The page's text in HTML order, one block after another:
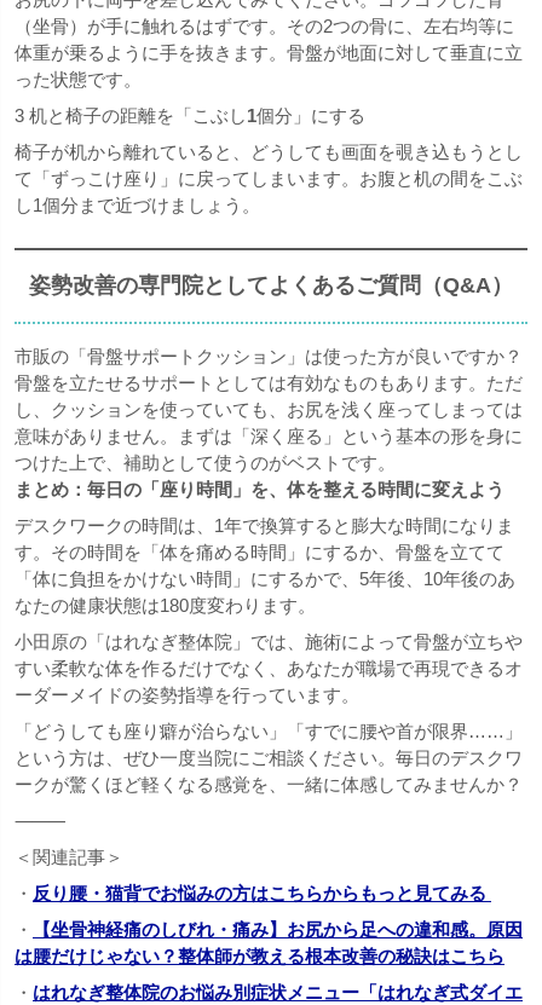
（坐骨）が手に触れるはずです。その2つの骨に、左右均等に
体重が乗るように手を抜きます。骨盤が地面に対して垂直に立
った状態です。
3 机と椅子の距離を「こぶし1個分」にする
椅子が机から離れていると、どうしても画面を覗き込もうとし
て「ずっこけ座り」に戻ってしまいます。お腹と机の間をこぶ
し1個分まで近づけましょう。
姿勢改善の専門院としてよくあるご質問（Q&A）
市販の「骨盤サポートクッション」は使った方が良いですか？
骨盤を立たせるサポートとしては有効なものもあります。ただ
し、クッションを使っていても、お尻を浅く座ってしまっては
意味がありません。まずは「深く座る」という基本の形を身に
つけた上で、補助として使うのがベストです。
まとめ：毎日の「座り時間」を、体を整える時間に変えよう
デスクワークの時間は、1年で換算すると膨大な時間になりま
す。その時間を「体を痛める時間」にするか、骨盤を立てて
「体に負担をかけない時間」にするかで、5年後、10年後のあ
なたの健康状態は180度変わります。
小田原の「はれなぎ整体院」では、施術によって骨盤が立ちや
すい柔軟な体を作るだけでなく、あなたが職場で再現できるオ
ーダーメイドの姿勢指導を行っています。
「どうしても座り癖が治らない」「すでに腰や首が限界……」
という方は、ぜひ一度当院にご相談ください。毎日のデスクワ
ークが驚くほど軽くなる感覚を、一緒に体感してみませんか？
⸻
＜関連記事＞
・ 反り腰・猫背でお悩みの方はこちらからもっと見てみる
・
【坐骨神経痛のしびれ・痛み】お尻から足への違和感。原因
は腰だけじゃない？整体師が教える根本改善の秘訣はこちら
・ はれなぎ整体院のお悩み別症状メニュー「はれなぎ式ダイエ